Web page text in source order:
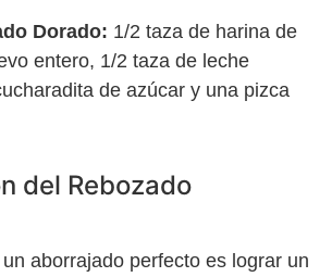
Dorado: 1/2 taza de harina de
entero, 1/2 taza de leche
de azúcar y una pizca
del Rebozado
aborrajado perfecto es lograr un